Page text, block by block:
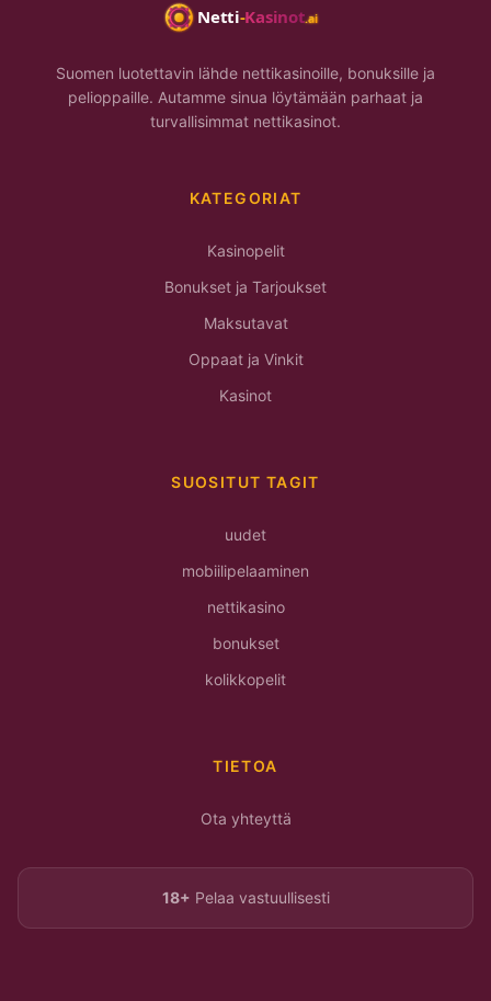
Suomen luotettavin lähde nettikasinoille, bonuksille ja
pelioppaille. Autamme sinua löytämään parhaat ja
turvallisimmat nettikasinot.
KATEGORIAT
Kasinopelit
Bonukset ja Tarjoukset
Maksutavat
Oppaat ja Vinkit
Kasinot
SUOSITUT TAGIT
uudet
mobiilipelaaminen
nettikasino
bonukset
kolikkopelit
TIETOA
Ota yhteyttä
18+ Pelaa vastuullisesti